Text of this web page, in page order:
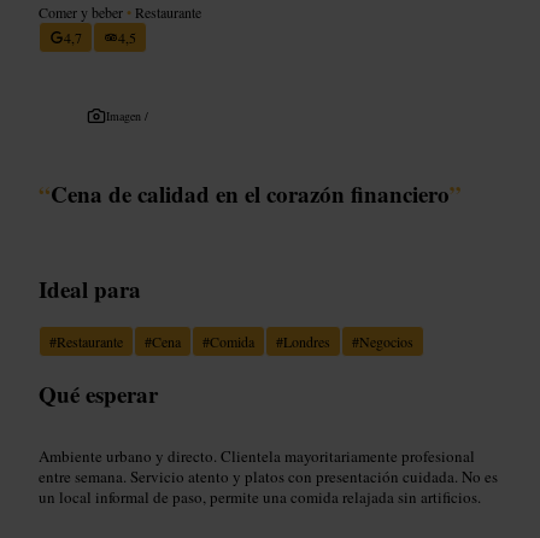
Comer y beber • Restaurante
4,7
4,5
Imagen /
“Cena de calidad en el corazón financiero”
Ideal para
#Restaurante #Cena #Comida #Londres #Negocios
Qué esperar
Ambiente urbano y directo. Clientela mayoritariamente profesional
entre semana. Servicio atento y platos con presentación cuidada. No es
un local informal de paso, permite una comida relajada sin artificios.